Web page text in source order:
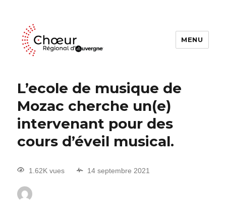
MENU
L’ecole de musique de
Mozac cherche un(e)
intervenant pour des
cours d’éveil musical.
1.62K vues 14 septembre 2021